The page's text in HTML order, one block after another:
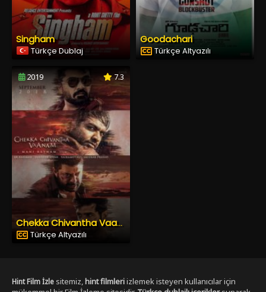
Singham
Türkçe Dublaj
Goodachari
Türkçe Altyazılı
2019 7.3
Chekka Chivantha Vaanam
Türkçe Altyazılı
Hint Film İzle sitemiz,hint filmleriizlemek isteyen kullanıcılar için